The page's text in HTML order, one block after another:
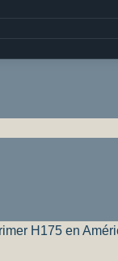
H175 en